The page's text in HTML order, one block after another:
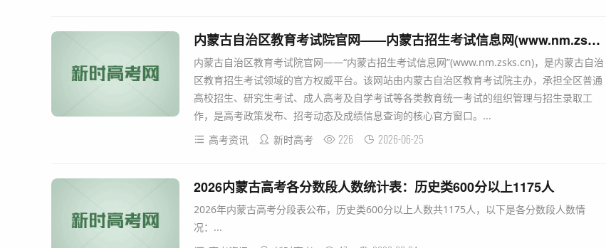
内蒙古自治区教育考试院官网——内蒙古招生考试信息网(www.nm.zsks.cn)
内蒙古自治区教育考试院官网——“内蒙古招生考试信息网”(www.nm.zsks.cn)，是内蒙古自治
区教育招生考试领域的官方权威平台。该网站由内蒙古自治区教育考试院主办，承担全区普通
高校招生、研究生考试、成人高考及自学考试等各类教育统一考试的组织管理与招生录取工
作，是高考政策发布、招考动态及成绩信息查询的核心官方窗口。...
高考资讯
新时高考 226 2026-06-25
2026内蒙古高考各分数段人数统计表：历史类600分以上1175人
2026年内蒙古高考分段表公布，历史类600分以上人数共1175人，以下是各分数段人数情
况：...